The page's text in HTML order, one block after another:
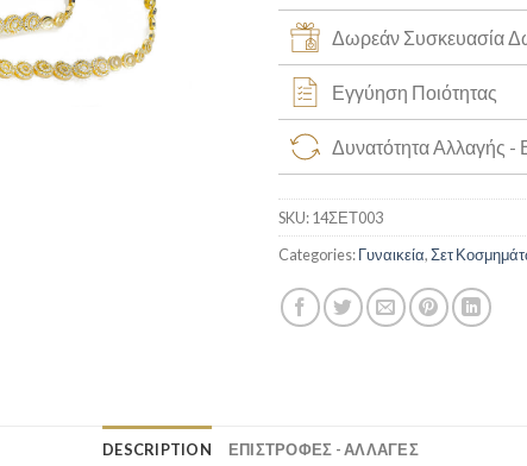
Δωρεάν Συσκευασία
Εγγύηση Ποιότητας
Δυνατότητα Αλλαγής -
SKU:14ΣΕΤ003
Categories:Γυναικεία,Σετ
DESCRIPTION ΕΠΙΣΤΡΟΦΕΣ - ΑΛΛΑΓΕΣ